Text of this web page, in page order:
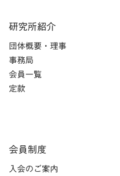
研究所紹介
団体概要・理事
事務局
会員一覧
定款
会員制度
入会のご案内